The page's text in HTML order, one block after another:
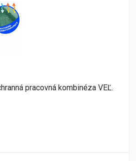
pracovná kombinéza VEĽ.